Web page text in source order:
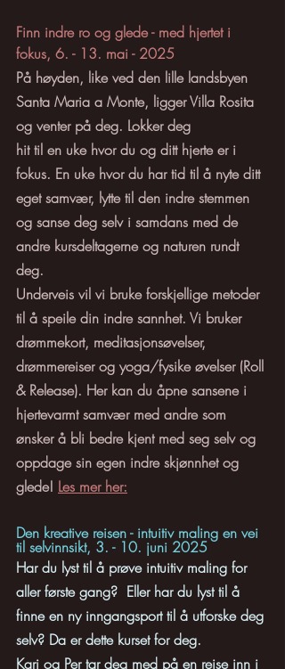
Finn indre ro og glede - med hjertet i
fokus, 6. - 13. mai - 2025
På høyden, like ved den lille landsbyen
Santa Maria a Monte, ligger Villa Rosita
og venter på deg. Lokker deg
hit til en uke hvor du og ditt hjerte er i
fokus. En uke hvor du har tid til å nyte ditt
eget samvær, lytte til den indre stemmen
og sanse deg selv i samdans med de
andre kursdeltagerne og naturen rundt
deg.
Underveis vil vi bruke forskjellige metoder
til å speile din indre sannhet. Vi bruker
drømmekort, meditasjonsøvelser,
drømmereiser og yoga/fysike øvelser (Roll
& Release). Her kan du åpne sansene i
hjertevarmt samvær med andre som
ønsker å bli bedre kjent med seg selv og
oppdage sin egen indre skjønnhet og
glede! Les mer her:
Den kreative reisen - intuitiv maling en vei
til selvinnsikt, 3. - 10. juni 2025
Har du lyst til å prøve intuitiv maling for
aller første gang?  Eller har du lyst til å
finne en ny inngangsport til å utforske deg
selv? Da er dette kurset for deg.
Kari og Per tar deg med på en reise inn i